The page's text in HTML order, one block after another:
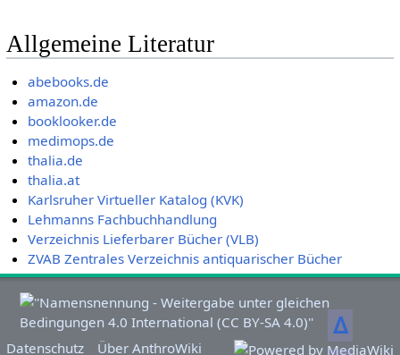
ᐃ
Allgemeine Literatur
abebooks.de
amazon.de
booklooker.de
medimops.de
thalia.de
thalia.at
Karlsruher Virtueller Katalog (KVK)
Lehmanns Fachbuchhandlung
Verzeichnis Lieferbarer Bücher (VLB)
ZVAB Zentrales Verzeichnis antiquarischer Bücher
Datenschutz Über AnthroWiki